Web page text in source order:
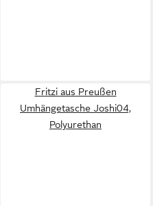
Fritzi aus Preußen
Umhängetasche Joshi04,
Polyurethan